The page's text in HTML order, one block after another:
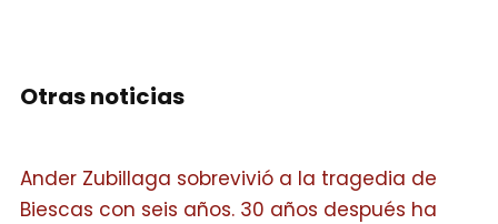
Otras noticias
Ander Zubillaga sobrevivió a la tragedia de
Biescas con seis años. 30 años después ha